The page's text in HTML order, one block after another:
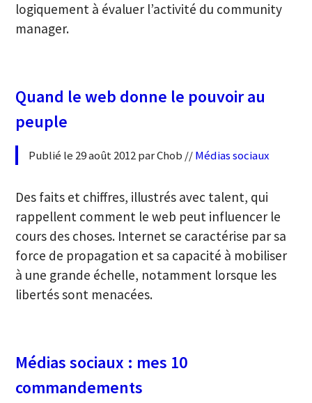
logiquement à évaluer l’activité du community
manager.
Quand le web donne le pouvoir au
peuple
Publié le 29 août 2012 par Chob //Médias sociaux
Des faits et chiffres, illustrés avec talent, qui
rappellent comment le web peut influencer le
cours des choses. Internet se caractérise par sa
force de propagation et sa capacité à mobiliser
à une grande échelle, notamment lorsque les
libertés sont menacées.
Médias sociaux : mes 10
commandements